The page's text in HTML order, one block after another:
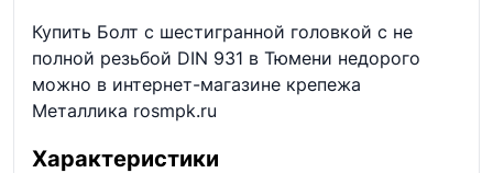
Купить Болт с шестигранной головкой с не
полной резьбой DIN 931 в Тюмени недорого
можно в интернет-магазине крепежа
Металлика rosmpk.ru
Характеристики